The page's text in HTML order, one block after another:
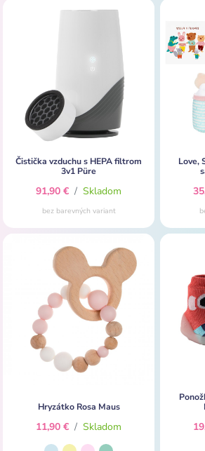
Čistička vzduchu s HEPA filtrom
3v1 Püre
91,90 € / Skladom
bez barevných variant
Love,
Hryzátko Rosa Maus
11,90 € / Skladom